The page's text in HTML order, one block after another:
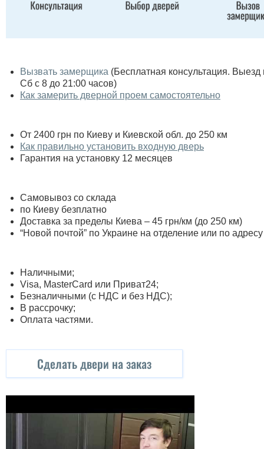
Вызвать замерщика (Бесплатная консультация.
Сб с 8 до 21:00 часов)
Как замерить дверной проем самостоятельно
От 2400 грн по Киеву и Киевской обл. до 250 км
Как правильно установить входную дверь
Гарантия на установку 12 месяцев
Самовывоз со склада
по Киеву безплатно
Доставка за пределы Киева – 45 грн/км (до 250 км)
“Новой почтой” по Украине на отделение или по адресу
Наличными;
Visa, MasterСard или Приват24;
Безналичными (с НДС и без НДС);
В рассрочку;
Оплата частями.
Сделать двери на заказ